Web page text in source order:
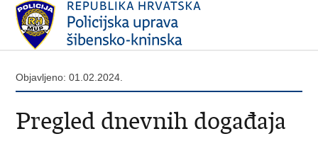
Objavljeno: 01.02.2024.
Pregled dnevnih događaja